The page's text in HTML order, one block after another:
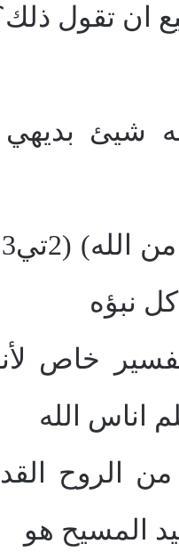
ان تقول
شيئ
نبؤه
خاص
اناس الله
المسيح هو